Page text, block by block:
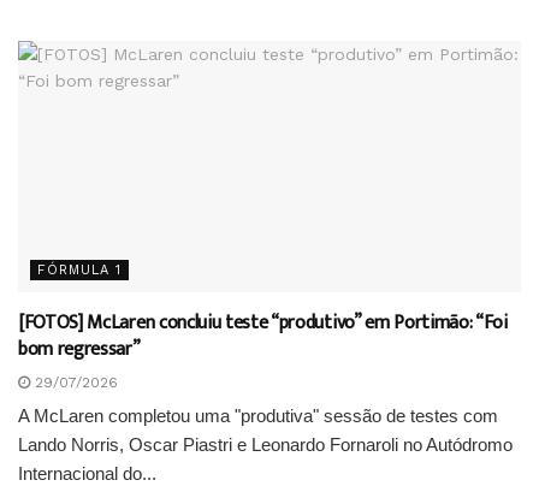
FÓRMULA 1
[FOTOS] McLaren concluiu teste “produtivo” em Portimão: “Foi
bom regressar”
29/07/2026
A McLaren completou uma "produtiva" sessão de testes com
Lando Norris, Oscar Piastri e Leonardo Fornaroli no Autódromo
Internacional do...